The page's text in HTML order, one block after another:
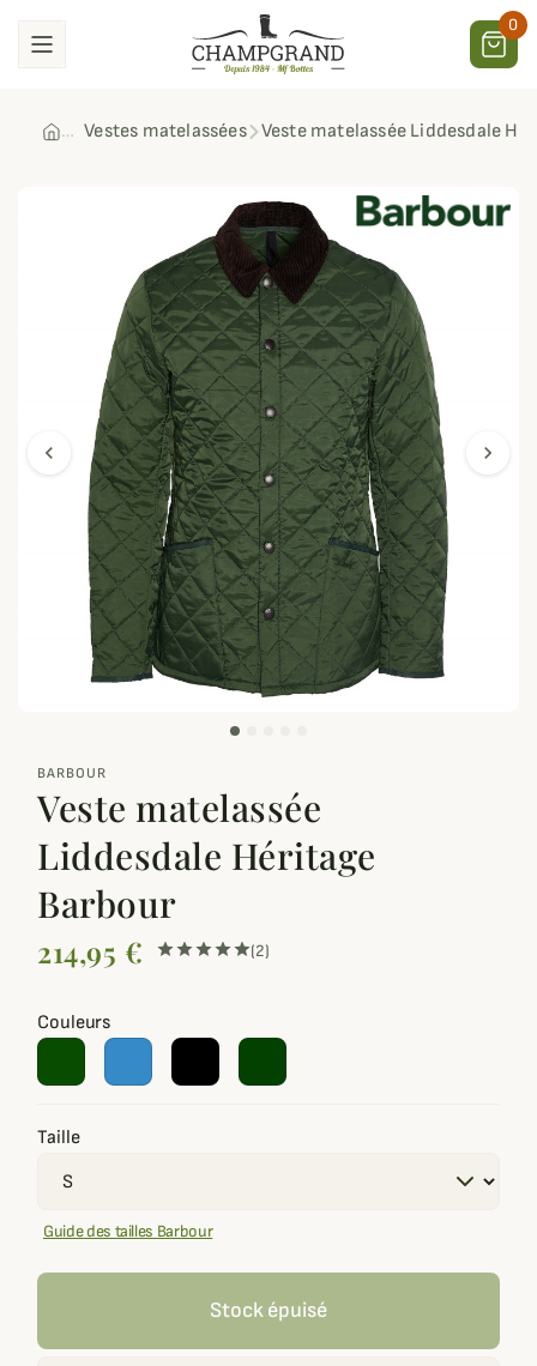
0
Vestes matelassées Veste matelassée Liddesdale
chevron_left chevron_right
BARBOUR
Veste matelassée
Liddesdale Héritage
Barbour
214,95 € (2)
Couleurs
Taille
Guide des tailles Barbour
Stock épuisé